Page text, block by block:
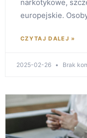
narkotykowe,
europejskie.
CZYTAJ DALEJ »
2025-02-26 Brak